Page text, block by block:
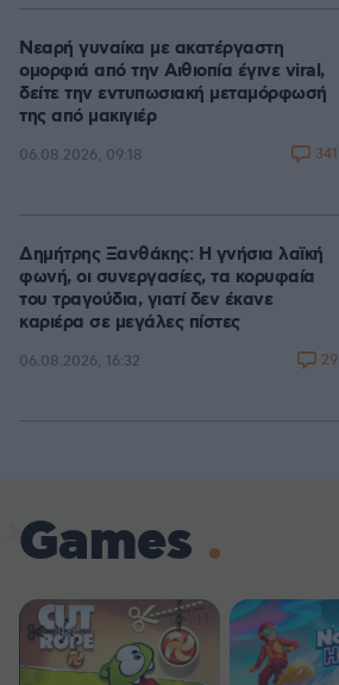
Νεαρή γυναίκα με ακατέργαστη
ομορφιά από την Αιθιοπία έγινε viral,
δείτε την εντυπωσιακή μεταμόρφωσή
της από μακιγιέρ
06.08.2026, 09:18 341
Δημήτρης Ξανθάκης: Η γνήσια λαϊκή
φωνή, οι συνεργασίες, τα κορυφαία
του τραγούδια, γιατί δεν έκανε
καριέρα σε μεγάλες πίστες
06.08.2026, 16:32 29
Games